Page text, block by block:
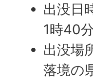
出没日
1時40
出没場
落境の